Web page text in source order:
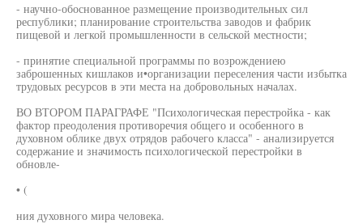
- научно-обоснованное размещение производительных сил
республики; планирование строительства заводов и фабрик
пищевой и легкой промышленности в сельской местности;
- принятие специальной программы по возрождениею
заброшенных кишлаков и•организации переселения части избытка
трудовых ресурсов в эти места на добровольных началах.
ВО ВТОРОМ ПАРАГРАФЕ "Психологическая перестройка - как
фактор преодоления противоречия общего и особенного в
духовном облике двух отрядов рабочего класса" - анализируется
содержание и значимость психологической перестройки в
обновле-
• (
ния духовного мира человека.